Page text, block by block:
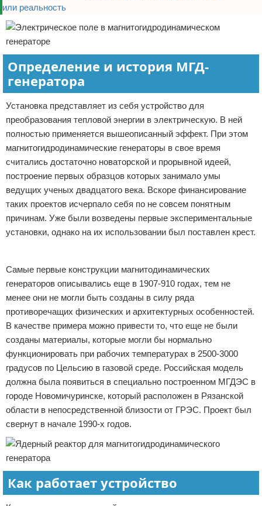
Определение и история МГД-
генератора
Установка представляет из себя устройство для
преобразования тепловой энергии в электрическую. В ней
полностью применяется вышеописанный эффект. При этом
магнитогидродинамические генераторы в свое время
считались достаточно новаторской и прорывной идеей,
построение первых образцов которых занимало умы
ведущих ученых двадцатого века. Вскоре финансирование
таких проектов исчерпало себя по не совсем понятным
причинам. Уже были возведены первые экспериментальные
установки, однако на их использовании был поставлен крест.
Самые первые конструкции магнитодинамических
генераторов описывались еще в 1907-910 годах, тем не
менее они не могли быть созданы в силу ряда
противоречащих физических и архитектурных особенностей.
В качестве примера можно привести то, что еще не были
созданы материалы, которые могли бы нормально
функционировать при рабочих температурах в 2500-3000
градусов по Цельсию в газовой среде. Российская модель
должна была появиться в специально построенном МГДЭС в
городе Новомичуринске, который расположен в Рязанской
области в непосредственной близости от ГРЭС. Проект был
свернут в начале 1990-х годов.
Как работает устройство